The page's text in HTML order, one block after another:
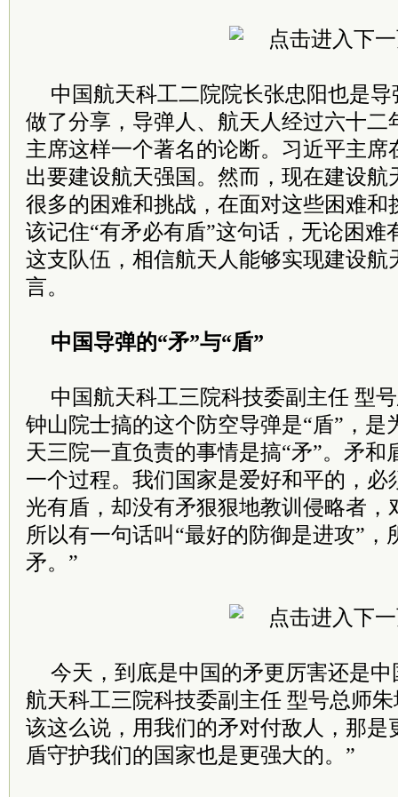
中国航天科工二院院长张忠阳也是
做了分享，导弹人、航天人经过六十二
主席这样一个著名的论断。习近平主席
出要建设航天强国。然而，现在建设航
很多的困难和挑战，在面对这些困难和
该记住“有矛必有盾”这句话，无论困难
这支队伍，相信航天人能够实现建设航
言。
中国导弹的“矛”与“盾”
中国航天科工三院科技委副主任 型
钟山院士搞的这个防空导弹是“盾”，是
天三院一直负责的事情是搞“矛”。矛和
一个过程。我们国家是爱好和平的，必
光有盾，却没有矛狠狠地教训侵略者，
所以有一句话叫“最好的防御是进攻”，
矛。”
今天，到底是中国的矛更厉害还是
航天科工三院科技委副主任 型号总师
该这么说，用我们的矛对付敌人，那是
盾守护我们的国家也是更强大的。”